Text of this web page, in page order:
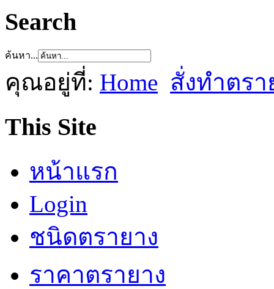
Search
ค้นหา...
คุณอยู่ที่: Home สั่งทำตรา
This Site
หน้าแรก
Login
ชนิดตรายาง
ราคาตรายาง